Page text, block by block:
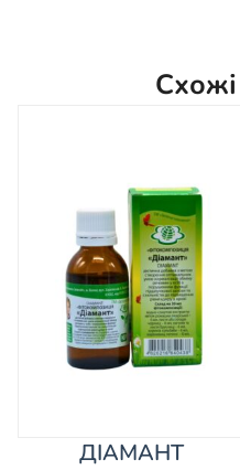
ДІАМАНТ